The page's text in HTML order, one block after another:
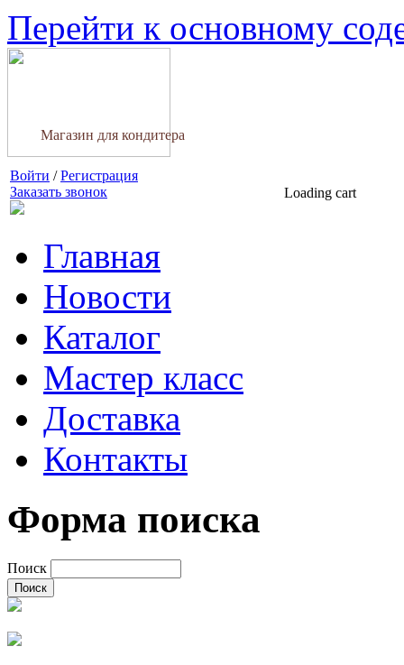
Перейти к основному
Магазин для кондитера
Войти /Регистрация
Заказать звонок
Loading cart
Главная
Новости
Каталог
Мастер класс
Доставка
Контакты
Форма поиска
Поиск